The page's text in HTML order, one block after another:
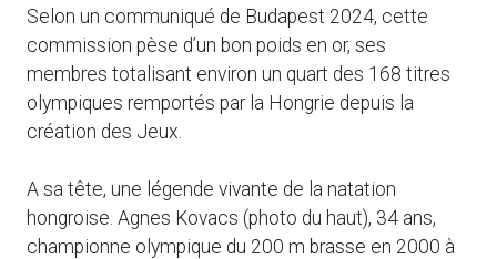
Selon un communiqué de Budapest 2024, cette
commission pèse d’un bon poids en or, ses
membres totalisant environ un quart des 168 titres
olympiques remportés par la Hongrie depuis la
création des Jeux.
A sa tête, une légende vivante de la natation
hongroise. Agnes Kovacs (photo du haut), 34 ans,
championne olympique du 200 m brasse en 2000 à